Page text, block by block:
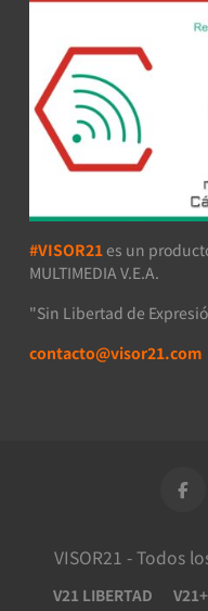
#VISOR21 es un
MULTIMEDIA V.E.A.
"Sin Libertad de
contacto@visor21.com
VISOR21 - Todos
V21 LIBERTAD